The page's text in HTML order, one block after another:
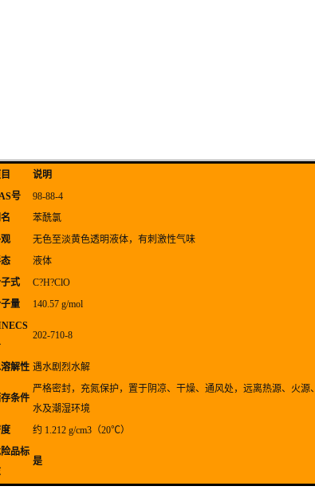
说明
号
98-88-4
苯酰氯
无色至淡黄色透明液体，有刺激性气味
液体
式
C?H?ClO
量
140.57 g/mol
202-710-8
解性 遇水剧烈水解
条件
严格密封，充氮保护，置于阴凉、干燥、通风处，远离热源、火源、
水及潮湿环境
约 1.212 g/cm3（20℃）
品标
是